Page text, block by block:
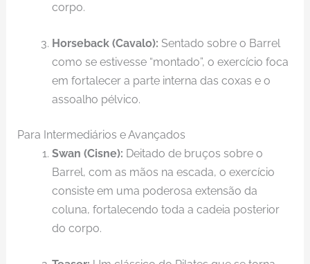
corpo.
Horseback (Cavalo): Sentado sobre o Barrel
como se estivesse “montado”, o exercício foca
em fortalecer a parte interna das coxas e o
assoalho pélvico.
Para Intermediários e Avançados
Swan (Cisne): Deitado de bruços sobre o
Barrel, com as mãos na escada, o exercício
consiste em uma poderosa extensão da
coluna, fortalecendo toda a cadeia posterior
do corpo.